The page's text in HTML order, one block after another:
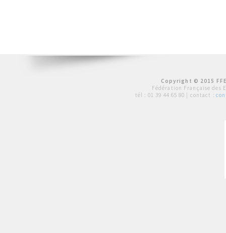
Copyright © 2015
Fédération Française des
tél : 01 39 44 65 80 | contact :